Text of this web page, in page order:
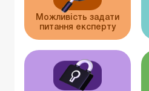
Можливість задати
питання експерту